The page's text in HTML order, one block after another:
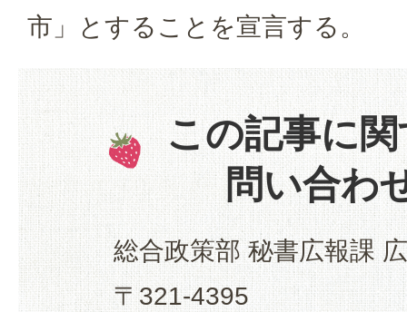
市」とすることを宣言する。
この記事に
問い合わ
総合政策部 秘書広報課
〒321-4395